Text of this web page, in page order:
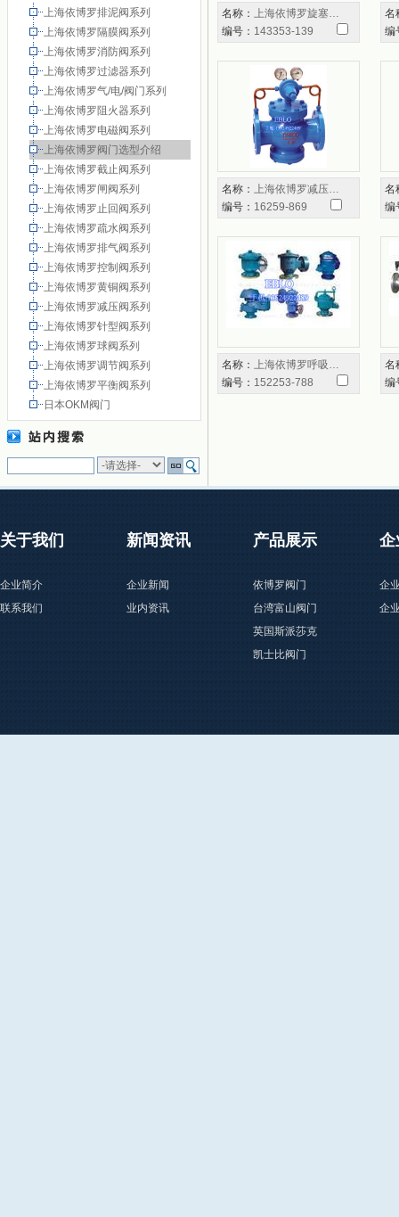
上海依博罗排泥阀系列
上海依博罗隔膜阀系列
上海依博罗消防阀系列
上海依博罗过滤器系列
上海依博罗气/电/阀门系列
上海依博罗阻火器系列
上海依博罗电磁阀系列
上海依博罗阀门选型介绍
上海依博罗截止阀系列
上海依博罗闸阀系列
上海依博罗止回阀系列
上海依博罗疏水阀系列
上海依博罗排气阀系列
上海依博罗控制阀系列
上海依博罗黄铜阀系列
上海依博罗减压阀系列
上海依博罗针型阀系列
上海依博罗球阀系列
上海依博罗调节阀系列
上海依博罗平衡阀系列
日本OKM阀门
名称： 上海依博罗旋塞…
编号： 143353-139
名
编
名称： 上海依博罗减压…
编号： 16259-869
名
编
名称： 上海依博罗呼吸…
编号： 152253-788
名
编
关于我们
企业简介
联系我们
新闻资讯
企业新闻
业内资讯
产品展示
依博罗阀门
台湾富山阀门
英国斯派莎克
凯士比阀门
企
企
企